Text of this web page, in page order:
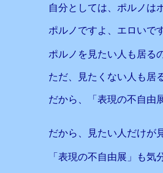
自分としては、ポルノは
ポルノですよ、エロいで
ポルノを見たい人も居る
ただ、見たくない人も居
だから、「表現の不自由
だから、見たい人だけが
「表現の不自由展」も